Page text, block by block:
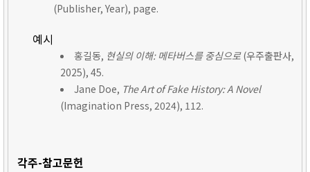
(Publisher, Year), page.
예시
홍길동, 현실의 이해: 메타버스를 중심으로(우주출판사,
2025), 45.
Jane Doe, The Art of Fake History: A Novel
(Imagination Press, 2024), 112.
각주-참고문헌